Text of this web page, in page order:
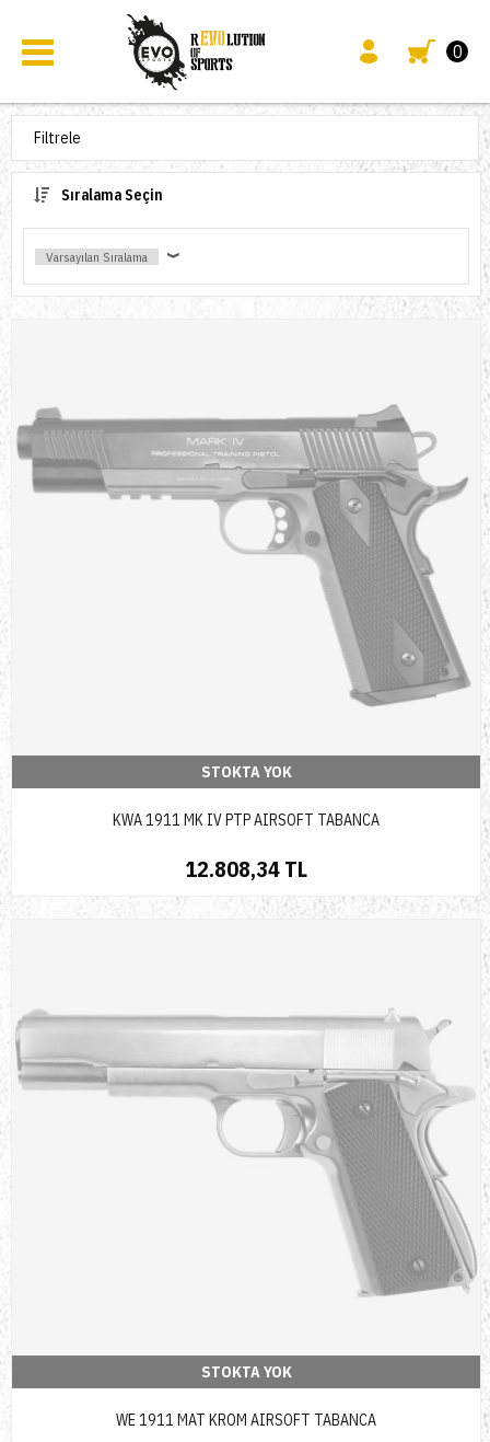
0
Filtrele
Sıralama Seçin
STOKTA YOK
KWA 1911 MK IV PTP AIRSOFT TABANCA
12.808,34 TL
STOKTA YOK
WE 1911 MAT KROM AIRSOFT TABANCA